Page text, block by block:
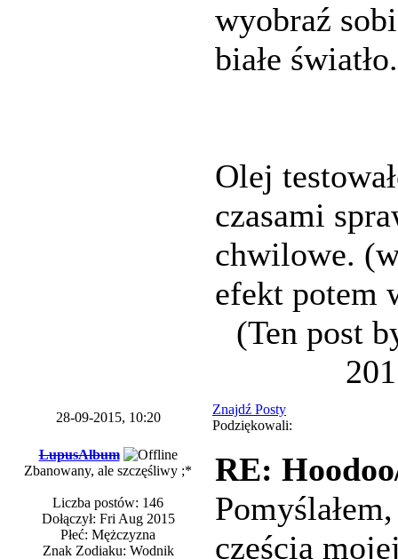
wyobraź
białe światło.
Olej
czasami
chwilowe.
efekt potem
(Ten post
28-09-2015, 10:20
Znajdź Posty
Podziękowali:
LupusAlbum
Zbanowany, ale szczęśliwy ;*
Liczba postów: 146
Dołączył: Fri Aug 2015
Płeć: Mężczyzna
Znak Zodiaku: Wodnik
RE:
częścią